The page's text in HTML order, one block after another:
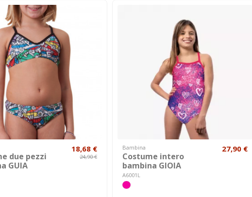
due pezzi
GUIA
18,68 €
24,90 €
Bambina
Costume intero
bambina GIOIA
A6001L
27,90 €